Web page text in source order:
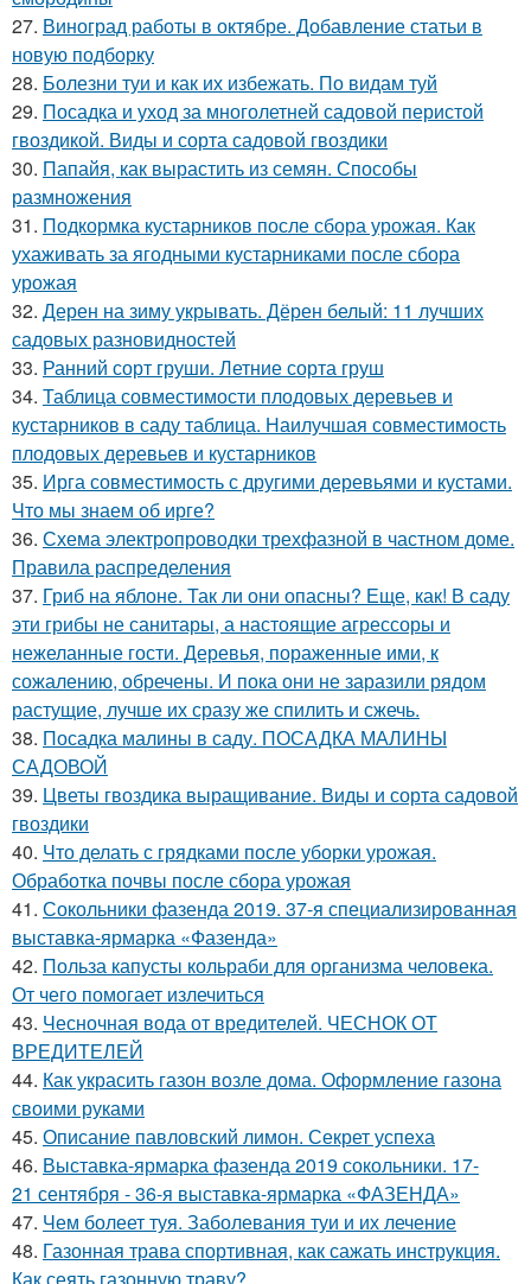
27. Виноград работы в октябре. Добавление статьи в
новую подборку
28. Болезни туи и как их избежать. По видам туй
29. Посадка и уход за многолетней садовой перистой
гвоздикой. Виды и сорта садовой гвоздики
30. Папайя, как вырастить из семян. Способы
размножения
31. Подкормка кустарников после сбора урожая. Как
ухаживать за ягодными кустарниками после сбора
урожая
32. Дерен на зиму укрывать. Дёрен белый: 11 лучших
садовых разновидностей
33. Ранний сорт груши. Летние сорта груш
34. Таблица совместимости плодовых деревьев и
кустарников в саду таблица. Наилучшая совместимость
плодовых деревьев и кустарников
35. Ирга совместимость с другими деревьями и кустами.
Что мы знаем об ирге?
36. Схема электропроводки трехфазной в частном доме.
Правила распределения
37. Гриб на яблоне. Так ли они опасны? Еще, как! В саду
эти грибы не санитары, а настоящие агрессоры и
нежеланные гости. Деревья, пораженные ими, к
сожалению, обречены. И пока они не заразили рядом
растущие, лучше их сразу же спилить и сжечь.
38. Посадка малины в саду. ПОСАДКА МАЛИНЫ
САДОВОЙ
39. Цветы гвоздика выращивание. Виды и сорта садовой
гвоздики
40. Что делать с грядками после уборки урожая.
Обработка почвы после сбора урожая
41. Сокольники фазенда 2019. 37-я специализированная
выставка-ярмарка «Фазенда»
42. Польза капусты кольраби для организма человека.
От чего помогает излечиться
43. Чесночная вода от вредителей. ЧЕСНОК ОТ
ВРЕДИТЕЛЕЙ
44. Как украсить газон возле дома. Оформление газона
своими руками
45. Описание павловский лимон. Секрет успеха
46. Выставка-ярмарка фазенда 2019 сокольники. 17-
21 сентября - 36-я выставка-ярмарка «ФАЗЕНДА»
47. Чем болеет туя. Заболевания туи и их лечение
48. Газонная трава спортивная, как сажать инструкция.